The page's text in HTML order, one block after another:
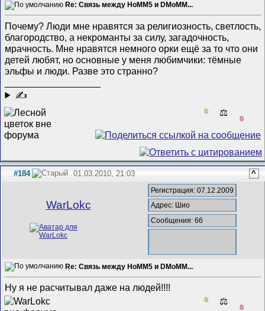
Re: Связь между HoMM5 и DMoMM...
Почему? Люди мне нравятся за религиозность, светлость,
благородство, а некроманты за силу, загадочность,
мрачность. Мне нравятся немного орки ещё за то что они
детей любят, но основные у меня любимчики: тёмные
эльфы и люди. Разве это странно?
✍
0 ⚖️
0
#184 01.03.2010, 21:03 ^
WarLokc
Регистрация: 07.12.2009
Адрес: Шио
Сообщения: 66
Re: Связь между HoMM5 и DMoMM...
Ну я не расчитывал даже на людей!!!!
0 ⚖️
0